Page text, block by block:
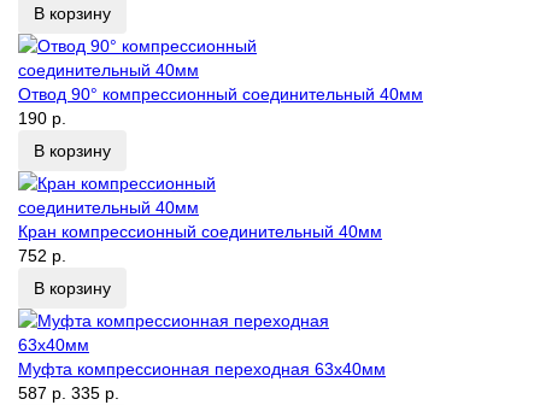
В корзину
Отвод 90° компрессионный соединительный 40мм
190 р.
В корзину
Кран компрессионный соединительный 40мм
752 р.
В корзину
Муфта компрессионная переходная 63х40мм
587 р. 335 р.